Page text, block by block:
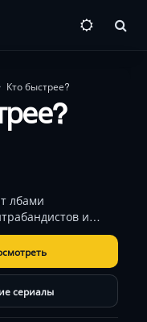
Кто быстрее?
лбами
и
городские
погонь,
провалов.
в кошки-
которые
сериалы